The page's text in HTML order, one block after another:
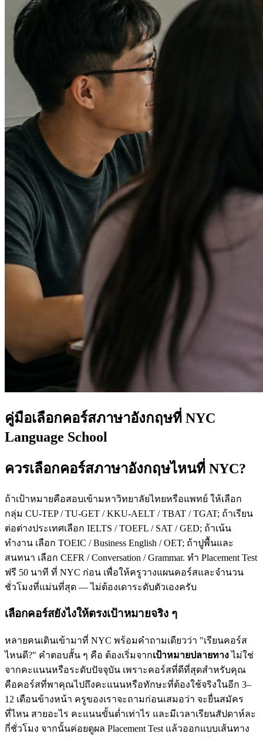
คู่มือเลือกคอร์สภาษาอังกฤษที่ NYC
Language School
ควรเลือกคอร์สภาษาอังกฤษไหนที่ NYC?
ถ้าเป้าหมายคือสอบเข้ามหาวิทยาลัยไทยหรือแพทย์ ให้เลือก
กลุ่ม CU-TEP / TU-GET / KKU-AELT / TBAT / TGAT; ถ้าเรียน
ต่อต่างประเทศเลือก IELTS / TOEFL / SAT / GED; ถ้าเน้น
ทำงาน เลือก TOEIC / Business English / OET; ถ้าปูพื้นและ
สนทนา เลือก CEFR / Conversation / Grammar. ทำ Placement Test
ฟรี 50 นาที ที่ NYC ก่อน เพื่อให้ครูวางแผนคอร์สและจำนวน
ชั่วโมงที่แม่นที่สุด — ไม่ต้องเดาระดับตัวเองครับ
เลือกคอร์สยังไงให้ตรงเป้าหมายจริง ๆ
หลายคนเดินเข้ามาที่ NYC พร้อมคำถามเดียวว่า "เรียนคอร์ส
ไหนดี?" คำตอบสั้น ๆ คือ ต้องเริ่มจากเป้าหมายปลายทางไม่ใช่
จากคะแนนหรือระดับปัจจุบัน เพราะคอร์สที่ดีที่สุดสำหรับคุณ
คือคอร์สที่พาคุณไปถึงคะแนนหรือทักษะที่ต้องใช้จริงในอีก 3–
12 เดือนข้างหน้า ครูของเราจะถามก่อนเสมอว่า จะยื่นสมัคร
ที่ไหน สายอะไร คะแนนขั้นต่ำเท่าไร และมีเวลาเรียนสัปดาห์ละ
กี่ชั่วโมง จากนั้นค่อยดูผล Placement Test แล้วออกแบบเส้นทาง